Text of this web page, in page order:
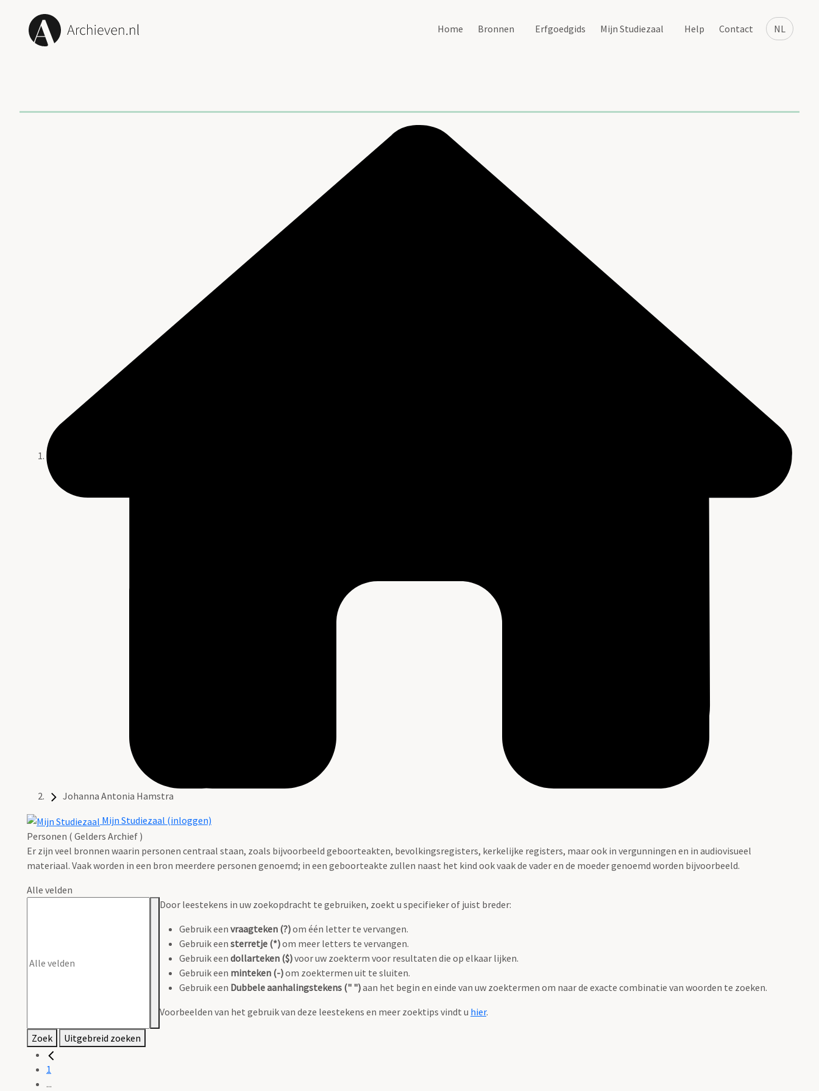
NL
Home Bronnen Erfgoedgids Mijn Studiezaal Help Contact
Johanna Antonia Hamstra
Mijn Studiezaal (inloggen)
Personen ( Gelders Archief )
Er zijn veel bronnen waarin personen centraal staan, zoals bijvoorbeeld geboorteakten, bevolkingsregisters, kerkelijke registers, maar ook in vergunningen en in audiovisueel
materiaal. Vaak worden in een bron meerdere personen genoemd; in een geboorteakte zullen naast het kind ook vaak de vader en de moeder genoemd worden bijvoorbeeld.
Alle velden
Door leestekens in uw zoekopdracht te gebruiken, zoekt u specifieker of juist breder:
Gebruik een vraagteken (?)om één letter te vervangen.
Gebruik een sterretje (*)om meer letters te vervangen.
Gebruik een dollarteken ($)voor uw zoekterm voor resultaten die op elkaar lijken.
Gebruik een minteken (-)om zoektermen uit te sluiten.
Gebruik een Dubbele aanhalingstekens (" ")aan het begin en einde van uw zoektermen om naar de exacte combinatie van woorden te zoeken.
Voorbeelden van het gebruik van deze leestekens en meer zoektips vindt u hier.
Zoek Uitgebreid zoeken
1
...